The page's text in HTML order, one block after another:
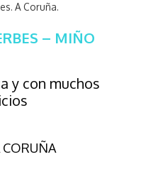
A Coruña.
– MIÑO
y con muchos